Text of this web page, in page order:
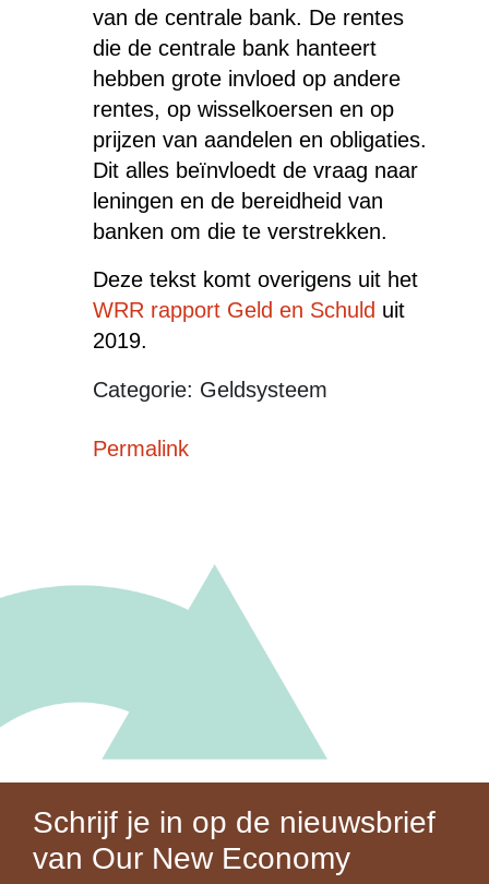
van de centrale bank. De rentes
die de centrale bank hanteert
hebben grote invloed op andere
rentes, op wisselkoersen en op
prijzen van aandelen en obligaties.
Dit alles beïnvloedt de vraag naar
leningen en de bereidheid van
banken om die te verstrekken.
Deze tekst komt overigens uit het
WRR rapport Geld en Schuld uit
2019.
Categorie: Geldsysteem
Permalink
Schrijf je in op de nieuwsbrief
van Our New Economy